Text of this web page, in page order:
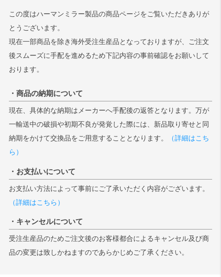
この度はハーマンミラー製品の商品ページをご覧いただきありが
とうございます。
現在一部商品を除き海外受注生産品となっておりますが、ご注文
後スムーズに手配を進めるため下記内容の事前確認をお願いして
おります。
・商品の納期について
現在、具体的な納期はメーカーへ手配後の返答となります。万が
一輸送中の破損や初期不良が発覚した際には、新品取り寄せと同
納期をかけて交換品をご用意することとなります。
（詳細はこち
ら）
・お支払いについて
お支払い方法によって事前にご了承いただく内容がございます。
（詳細はこちら）
・キャンセルについて
受注生産品のためご注文後のお客様都合によるキャンセル及び商
品の変更は致しかねますのであらかじめご了承ください。